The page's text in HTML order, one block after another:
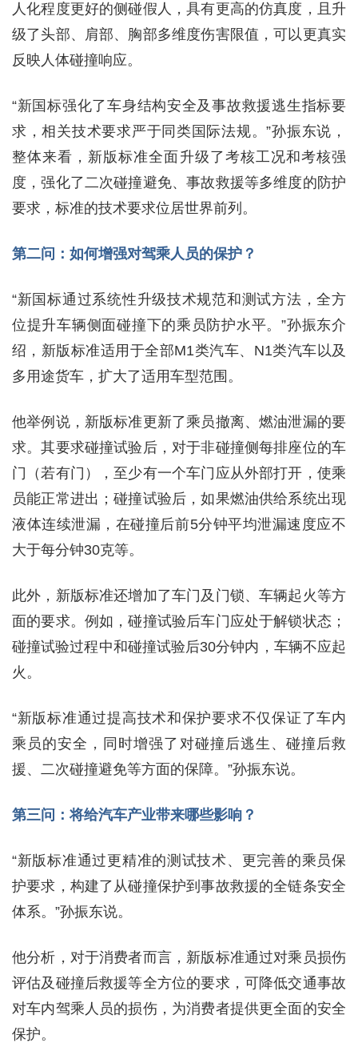
人化程度更好的侧碰假人，具有更高的仿真度，且升
级了头部、肩部、胸部多维度伤害限值，可以更真实
反映人体碰撞响应。
“新国标强化了车身结构安全及事故救援逃生指标要
求，相关技术要求严于同类国际法规。”孙振东说，
整体来看，新版标准全面升级了考核工况和考核强
度，强化了二次碰撞避免、事故救援等多维度的防护
要求，标准的技术要求位居世界前列。
第二问：如何增强对驾乘人员的保护？
“新国标通过系统性升级技术规范和测试方法，全方
位提升车辆侧面碰撞下的乘员防护水平。”孙振东介
绍，新版标准适用于全部M1类汽车、N1类汽车以及
多用途货车，扩大了适用车型范围。
他举例说，新版标准更新了乘员撤离、燃油泄漏的要
求。其要求碰撞试验后，对于非碰撞侧每排座位的车
门（若有门），至少有一个车门应从外部打开，使乘
员能正常进出；碰撞试验后，如果燃油供给系统出现
液体连续泄漏，在碰撞后前5分钟平均泄漏速度应不
大于每分钟30克等。
此外，新版标准还增加了车门及门锁、车辆起火等方
面的要求。例如，碰撞试验后车门应处于解锁状态；
碰撞试验过程中和碰撞试验后30分钟内，车辆不应起
火。
“新版标准通过提高技术和保护要求不仅保证了车内
乘员的安全，同时增强了对碰撞后逃生、碰撞后救
援、二次碰撞避免等方面的保障。”孙振东说。
第三问：将给汽车产业带来哪些影响？
“新版标准通过更精准的测试技术、更完善的乘员保
护要求，构建了从碰撞保护到事故救援的全链条安全
体系。”孙振东说。
他分析，对于消费者而言，新版标准通过对乘员损伤
评估及碰撞后救援等全方位的要求，可降低交通事故
对车内驾乘人员的损伤，为消费者提供更全面的安全
保护。